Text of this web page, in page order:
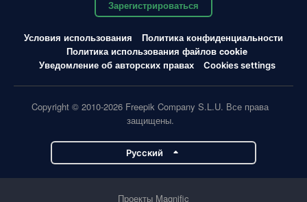
Зарегистрироваться
Условия использования
Политика конфиденциальности
Политика использования файлов cookie
Уведомление об авторских правах
Cookies settings
Copyright © 2010-2026 Freepik Company S.L.U. Все права
защищены.
Pусский
Проекты Magnific